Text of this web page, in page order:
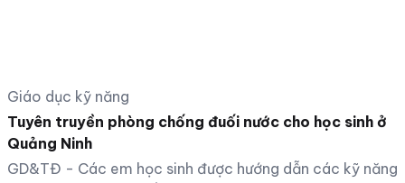
Giáo dục kỹ năng
Tuyên truyền phòng chống đuối nước cho học sinh ở
Quảng Ninh
GD&TĐ - Các em học sinh được hướng dẫn các kỹ năng